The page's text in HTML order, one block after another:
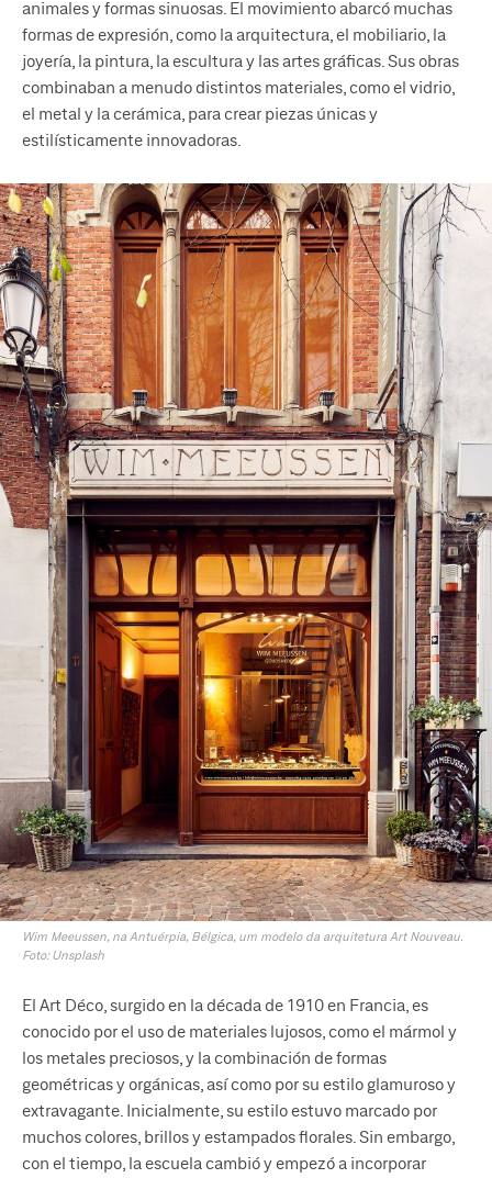
animales y formas sinuosas. El movimiento abarcó muchas
formas de expresión, como la arquitectura, el mobiliario, la
joyería, la pintura, la escultura y las artes gráficas. Sus obras
combinaban a menudo distintos materiales, como el vidrio,
el metal y la cerámica, para crear piezas únicas y
estilísticamente innovadoras.
Wim Meeussen, na Antuérpia, Bélgica, um modelo da arquitetura Art Nouveau.
Foto: Unsplash
El Art Déco, surgido en la década de 1910 en Francia, es
conocido por el uso de materiales lujosos, como el mármol y
los metales preciosos, y la combinación de formas
geométricas y orgánicas, así como por su estilo glamuroso y
extravagante. Inicialmente, su estilo estuvo marcado por
muchos colores, brillos y estampados florales. Sin embargo,
con el tiempo, la escuela cambió y empezó a incorporar